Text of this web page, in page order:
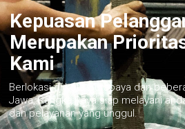
Kepuasan
Merupakan
Kami
Berlokasi di kota Surabaya dan
Jawa, Rangka Raya siap melayani
dan pelayanan yang unggul.